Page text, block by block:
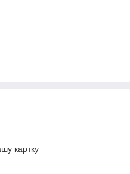
картку